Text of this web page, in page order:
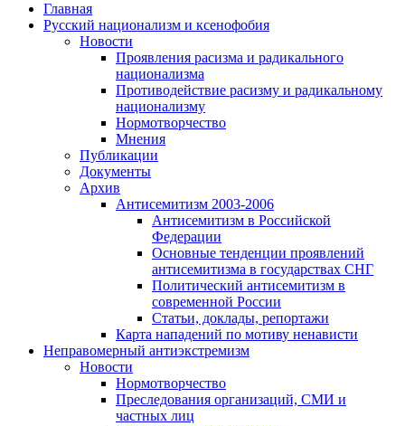
Главная
Русский национализм и ксенофобия
Новости
Проявления расизма и радикального
национализма
Противодействие расизму и радикальному
национализму
Нормотворчество
Мнения
Публикации
Документы
Архив
Антисемитизм 2003-2006
Антисемитизм в Российской
Федерации
Основные тенденции проявлений
антисемитизма в государствах СНГ
Политический антисемитизм в
современной России
Статьи, доклады, репортажи
Карта нападений по мотиву ненависти
Неправомерный антиэкстремизм
Новости
Нормотворчество
Преследования организаций, СМИ и
частных лиц